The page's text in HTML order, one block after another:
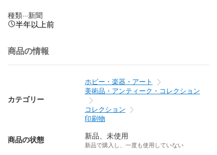
種類···新聞
半年以上前
商品の情報
カテゴリー
ホビー・楽器・アート
美術品・アンティーク・コレクション
コレクション
印刷物
商品の状態 新品、未使用
新品で購入し、一度も使用していない